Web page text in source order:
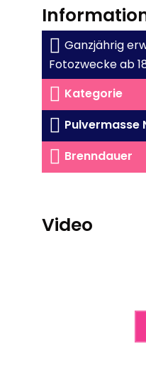
Ganzjährig
Fotozwecke ab
Kategorie
Pulvermasse
Brenndauer
Video